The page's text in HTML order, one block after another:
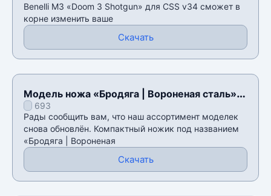
Benelli M3 «Doom 3 Shotgun» для CSS v34 сможет в
корне изменить ваше
Скачать
Модель ножа «Бродяга | Вороненая сталь»
для CSS v34
693
Рады сообщить вам, что наш ассортимент моделек
снова обновлён. Компактный ножик под названием
«Бродяга | Вороненая
Скачать